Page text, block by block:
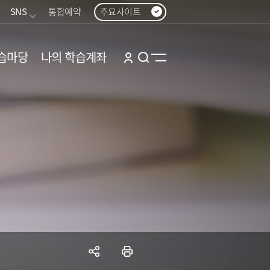
SNS 통합예약 주요사이트
마당 나의 학습계좌